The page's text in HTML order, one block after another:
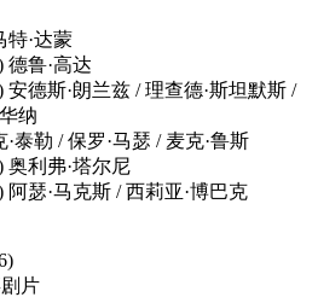
·达蒙
鲁·高达
斯·朗兰兹 / 理查德·斯坦默斯 /
纳
勒 / 保罗·马瑟 / 麦克·鲁斯
利弗·塔尔尼
瑟·马克斯 / 西莉亚·博巴克
片